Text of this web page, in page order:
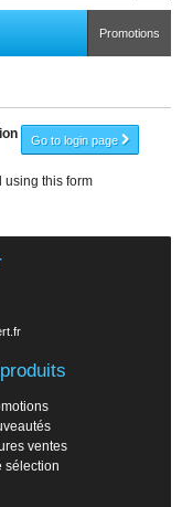
Promotions
Go to login page
using this form
ventes
sélection